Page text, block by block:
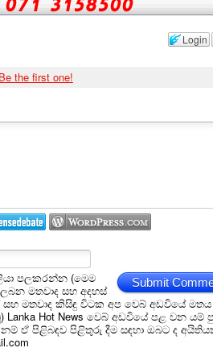
Login
Be the first one!
Submit
පලකරන්න (මෙම
මතවාද සහ අදහස්
මතවාද කිසිඳු විටක අප වෙබ් අඩවියේ මතය
Hot News වෙබ් අඩවියේ පළ වන යම්
ඒ පිළිබඳව පිළිතුරු දීම සඳහා ඔබට ද